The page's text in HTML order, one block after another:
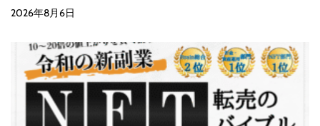
2026年8月6日